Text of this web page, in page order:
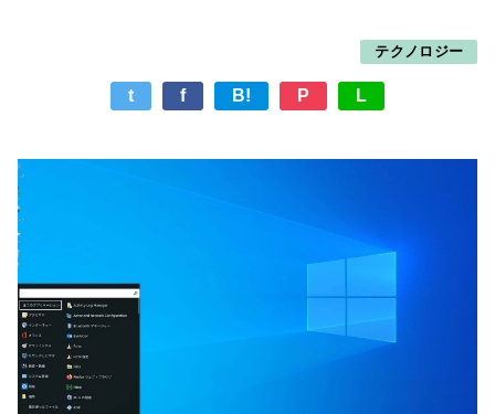
テクノロジー
t f B! P L